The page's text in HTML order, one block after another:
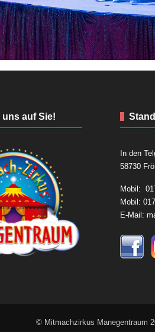
auf Sie!
In den
58730
Mobil:
Mobil:
E-Mail:
© Mitmachzirkus Manegentraum